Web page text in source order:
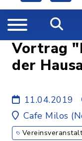
Vortrag
der
11.04.2019
Cafe Milos